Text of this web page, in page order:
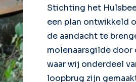
Stichting het
een plan ontwikkeld
de aandacht te
molenaarsgilde door
waar wij onderdeel
loopbrug zijn